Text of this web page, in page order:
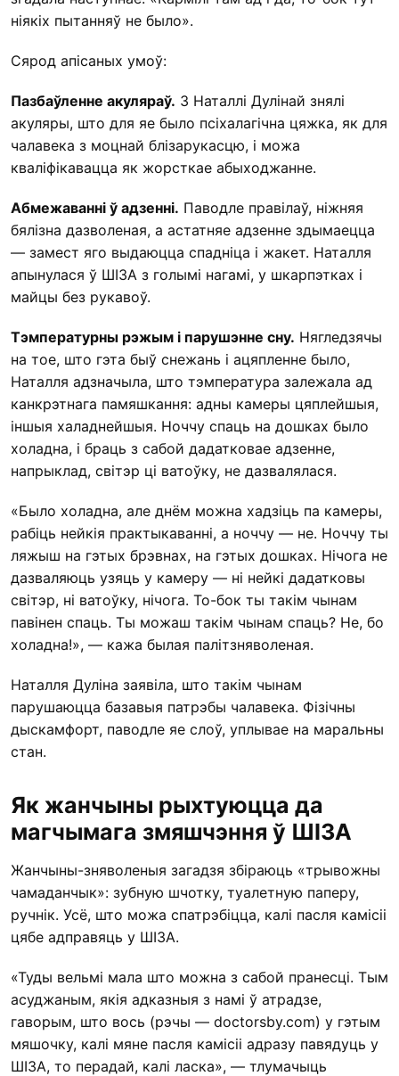
ніякіх пытанняў не было».
Сярод апісаных умоў:
Пазбаўленне акуляраў. З Наталлі Дулінай знялі
акуляры, што для яе было псіхалагічна цяжка, як для
чалавека з моцнай блізарукасцю, і можа
кваліфікавацца як жорсткае абыходжанне.
Абмежаванні ў адзенні. Паводле правілаў, ніжняя
бялізна дазволеная, а астатняе адзенне здымаецца
— замест яго выдаюцца спадніца і жакет. Наталля
апынулася ў ШІЗА з голымі нагамі, у шкарпэтках і
майцы без рукавоў.
Тэмпературны рэжым і парушэнне сну. Нягледзячы
на тое, што гэта быў снежань і ацяпленне было,
Наталля адзначыла, што тэмпература залежала ад
канкрэтнага памяшкання: адны камеры цяплейшыя,
іншыя халаднейшыя. Ноччу спаць на дошках было
холадна, і браць з сабой дадатковае адзенне,
напрыклад, світэр ці ватоўку, не дазвалялася.
«Было холадна, але днём можна хадзіць па камеры,
рабіць нейкія практыкаванні, а ноччу — не. Ноччу ты
ляжыш на гэтых брэвнах, на гэтых дошках. Нічога не
дазваляюць узяць у камеру — ні нейкі дадатковы
світэр, ні ватоўку, нічога. То-бок ты такім чынам
павінен спаць. Ты можаш такім чынам спаць? Не, бо
холадна!», — кажа былая палітзняволеная.
Наталля Дуліна заявіла, што такім чынам
парушаюцца базавыя патрэбы чалавека. Фізічны
дыскамфорт, паводле яе слоў, уплывае на маральны
стан.
Як жанчыны рыхтуюцца да
магчымага змяшчэння ў ШІЗА
Жанчыны-зняволеныя загадзя збіраюць «трывожны
чамаданчык»: зубную шчотку, туалетную паперу,
ручнік. Усё, што можа спатрэбіцца, калі пасля камісіі
цябе адправяць у ШІЗА.
«Туды вельмі мала што можна з сабой пранесці. Тым
асуджаным, якія адказныя з намі ў атрадзе,
гаворым, што вось (рэчы — doctorsby.com) у гэтым
мяшочку, калі мяне пасля камісіі адразу павядуць у
ШІЗА, то перадай, калі ласка», — тлумачыць